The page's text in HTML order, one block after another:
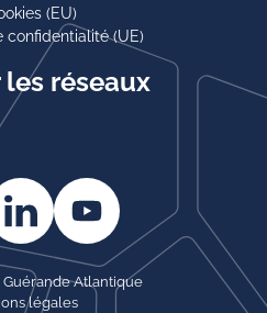
(EU)
confidentialité (UE)
réseaux
Atlantique
légales